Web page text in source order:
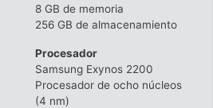
8 GB de memoria
256 GB de almacenamiento
Procesador
Samsung Exynos 2200
Procesador de ocho núcleos
(4 nm)